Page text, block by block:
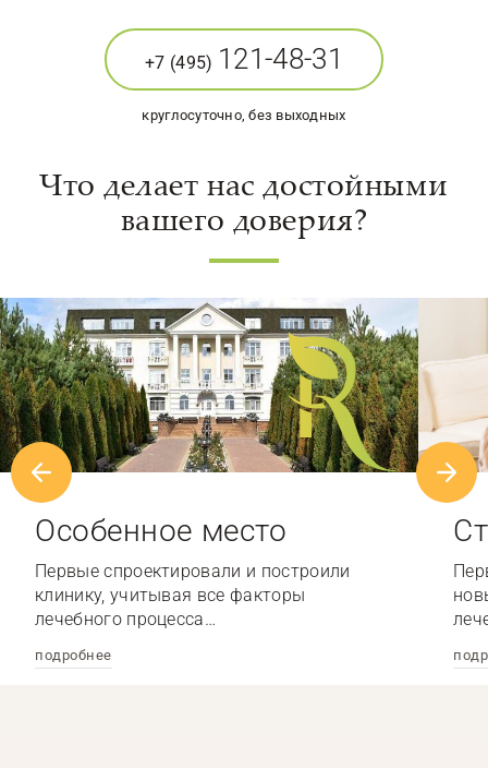
+7 (495) 121-48-31
круглосуточно, без выходных
Что делает нас достойными
вашего доверия?
Особенное место
Первые спроектировали и построили
клинику, учитывая все факторы
лечебного процесса…
подробнее